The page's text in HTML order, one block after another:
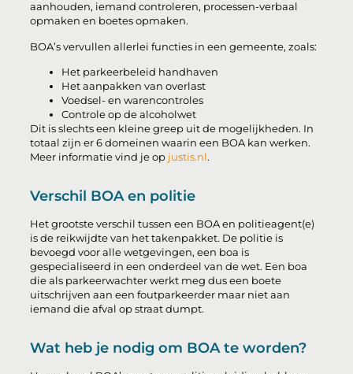
aanhouden, iemand controleren, processen-verbaal
opmaken en boetes opmaken.
BOA’s vervullen allerlei functies in een gemeente, zoals:
Het parkeerbeleid handhaven
Het aanpakken van overlast
Voedsel- en warencontroles
Controle op de alcoholwet
Dit is slechts een kleine greep uit de mogelijkheden. In
totaal zijn er 6 domeinen waarin een BOA kan werken.
Meer informatie vind je op justis.nl.
Verschil BOA en politie
Het grootste verschil tussen een BOA en politieagent(e)
is de reikwijdte van het takenpakket. De politie is
bevoegd voor alle wetgevingen, een boa is
gespecialiseerd in een onderdeel van de wet. Een boa
die als parkeerwachter werkt meg dus een boete
uitschrijven aan een foutparkeerder maar niet aan
iemand die afval op straat dumpt.
Wat heb je nodig om BOA te worden?